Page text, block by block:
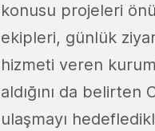
konusu projeleri
ekipleri, günlük
hizmeti veren
aldığını da belirten
ulaşmayı